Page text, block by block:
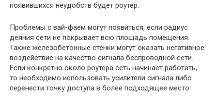
появившихся неудобств будет роутер.
Проблемы с вай-фаем могут появиться, если радиус
деяния сети не покрывает всю площадь помещения.
Также железобетонные стенки могут оказать негативное
воздействие на качество сигнала беспроводной сети.
Если конкретно около роутера сеть начинает работать,
то необходимо использовать усилители сигнала либо
перенести точку доступа в более подходящее место.